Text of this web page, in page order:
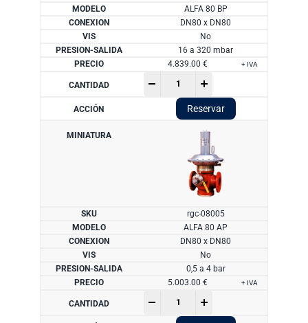
ALFA 80 BP
DN80 x DN80
No
16 a 320 mbar
4.839.00 € + IVA
ALFA
Reservar
rgc-08005
ALFA 80 AP
DN80 x DN80
No
0,5 a 4 bar
5.003.00 € + IVA
ALFA